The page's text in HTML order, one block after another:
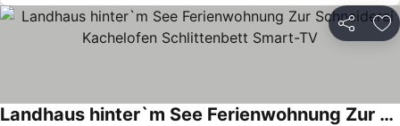
Teilen
Landhaus hinter`m See Ferienwohnung Zur Schneiderei Kachelofen Schlittenbett Smart-TV